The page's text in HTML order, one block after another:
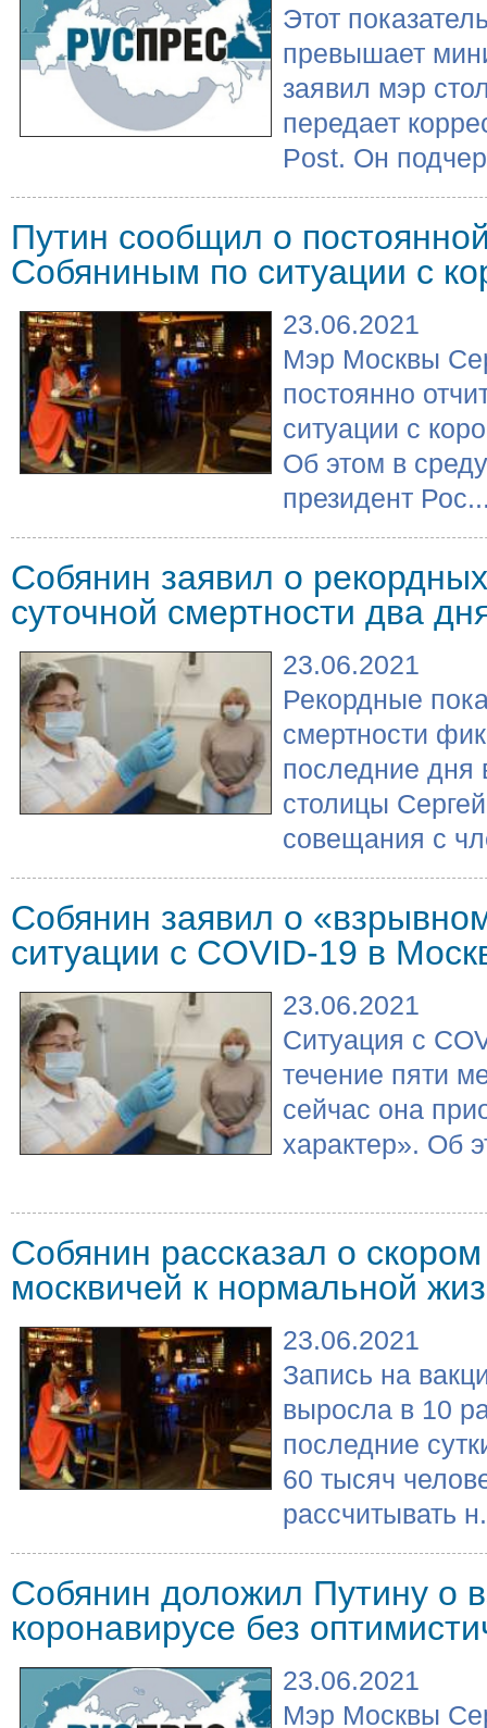
Этот
превышает
заявил мэр
передает
Post. Он
Путин сообщил о
Собяниным по ситуации с
23.06.2021
Мэр Москвы
постоянно
ситуации с
Об этом в
президент
Собянин заявил о
суточной смертности два
23.06.2021
Рекордные
смертности
последние дня
столицы
совещания с
Собянин заявил о
ситуации с COVID-19 в
23.06.2021
Ситуация с
течение пяти
сейчас она
характер». Об
Собянин рассказал о
москвичей к нормальной
23.06.2021
Запись на
выросла в 10
последние
60 тысяч
рассчитывать
Собянин доложил Путину о
коронавирусе без
23.06.2021
Мэр Москвы